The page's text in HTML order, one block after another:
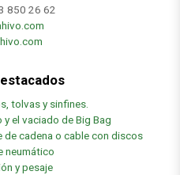
850 26 62
tolvas y sinfines.
el vaciado de Big Bag
de cadena o cable con discos
neumático
y pesaje